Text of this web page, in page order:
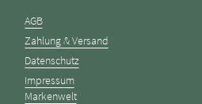
AGB
Zahlung & Versand
Datenschutz
Impressum
Markenwelt